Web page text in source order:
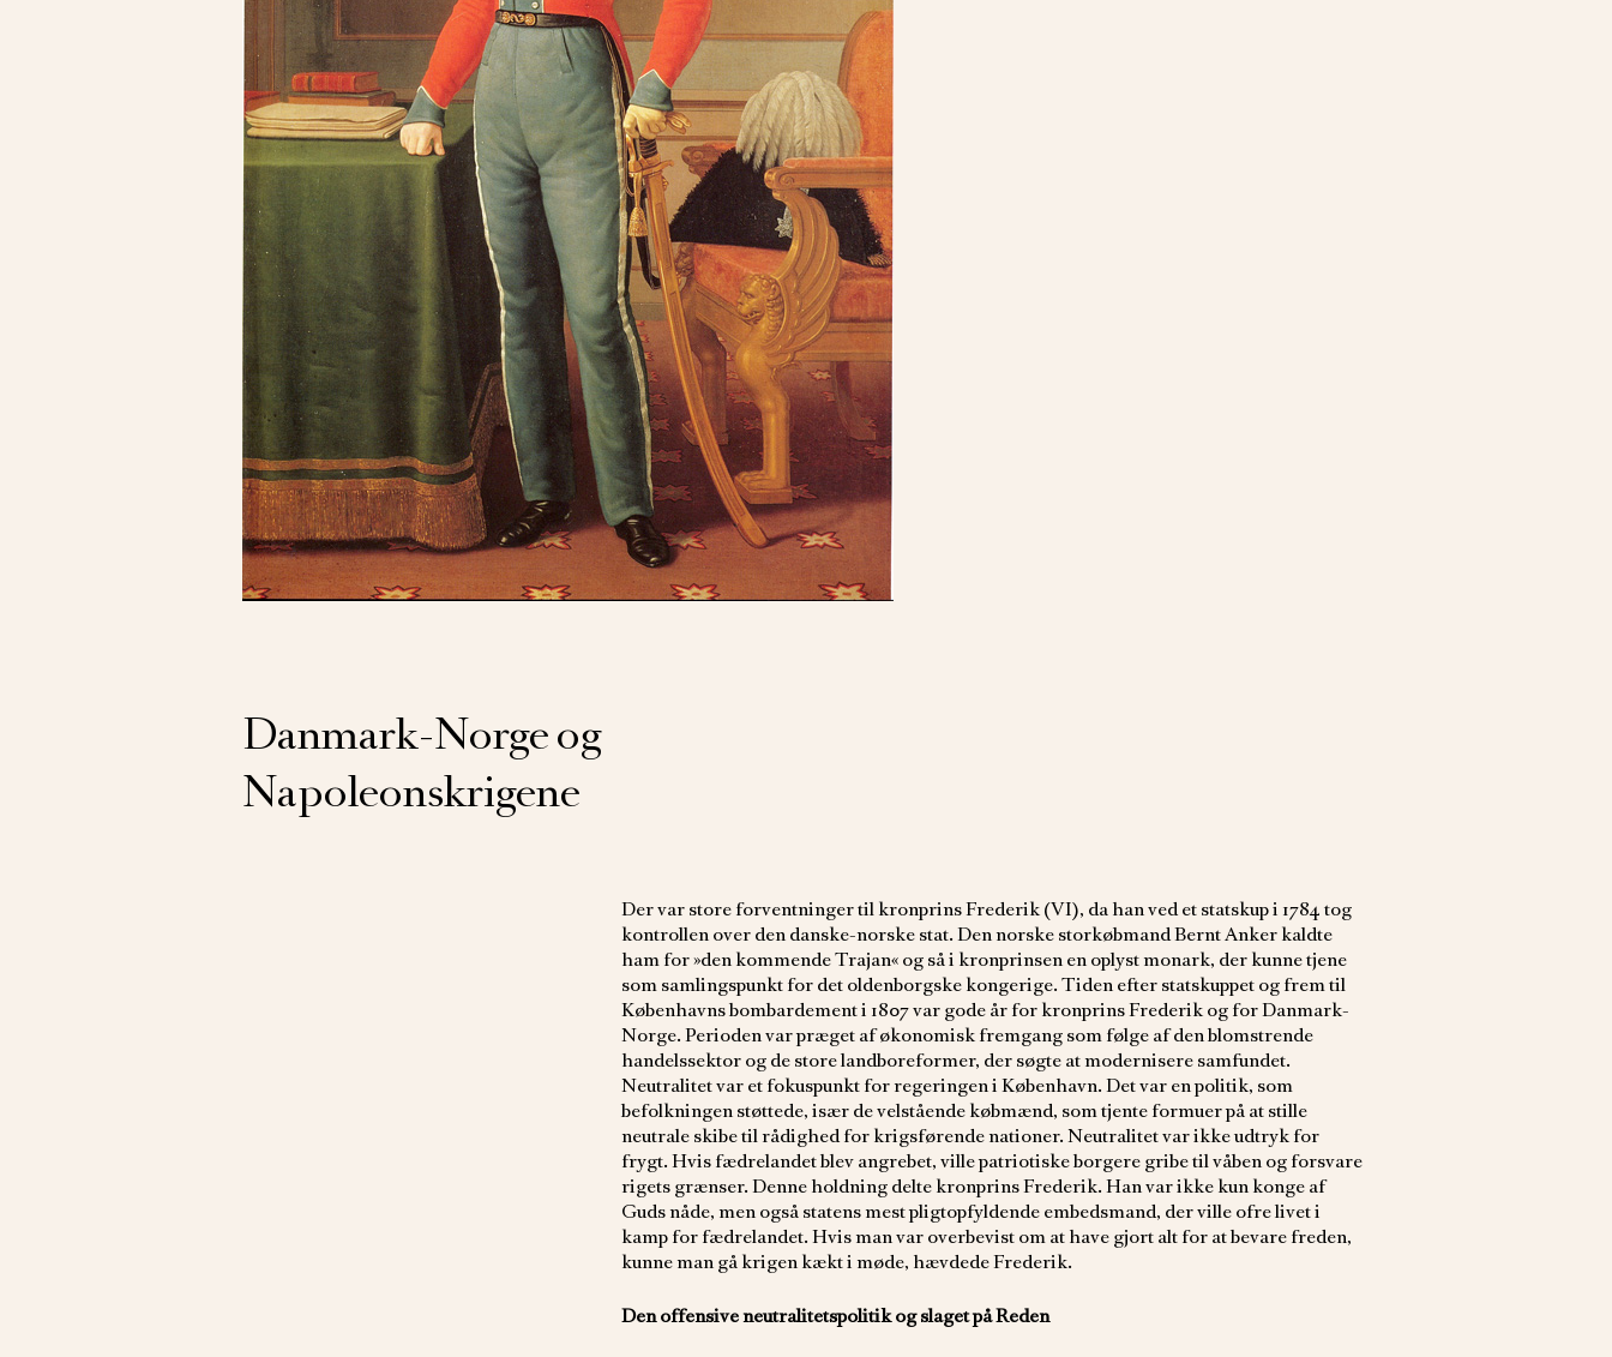
Danmark-Norge og
Napoleonskrigene
Der var store forventninger til kronprins Frederik (VI), da han ved et statskup i 1784 tog
kontrollen over den danske-norske stat. Den norske storkøbmand Bernt Anker kaldte
ham for »den kommende Trajan« og så i kronprinsen en oplyst monark, der kunne tjene
som samlingspunkt for det oldenborgske kongerige. Tiden efter statskuppet og frem til
Københavns bombardement i 1807 var gode år for kronprins Frederik og for Danmark-
Norge. Perioden var præget af økonomisk fremgang som følge af den blomstrende
handelssektor og de store landboreformer, der søgte at modernisere samfundet.
Neutralitet var et fokuspunkt for regeringen i København. Det var en politik, som
befolkningen støttede, især de velstående købmænd, som tjente formuer på at stille
neutrale skibe til rådighed for krigsførende nationer. Neutralitet var ikke udtryk for
frygt. Hvis fædrelandet blev angrebet, ville patriotiske borgere gribe til våben og forsvare
rigets grænser. Denne holdning delte kronprins Frederik. Han var ikke kun konge af
Guds nåde, men også statens mest pligtopfyldende embedsmand, der ville ofre livet i
kamp for fædrelandet. Hvis man var overbevist om at have gjort alt for at bevare freden,
kunne man gå krigen kækt i møde, hævdede Frederik.
Den offensive neutralitetspolitik og slaget på Reden